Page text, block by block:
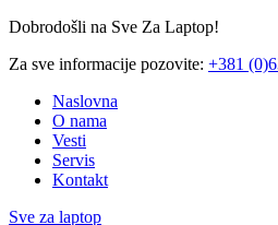
Dobrodošli na Sve Za Laptop!
Za sve informacije pozovite: +381
Naslovna
O nama
Vesti
Servis
Kontakt
Sve za laptop